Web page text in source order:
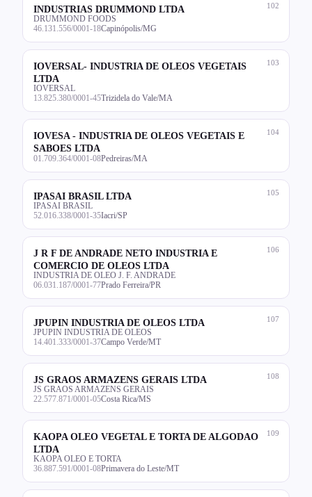
102
INDUSTRIAS DRUMMOND LTDA
DRUMMOND FOODS
46.131.556/0001-18Capinópolis/MG
103
IOVERSAL- INDUSTRIA DE OLEOS VEGETAIS
LTDA
IOVERSAL
13.825.380/0001-45Trizidela do Vale/MA
104
IOVESA - INDUSTRIA DE OLEOS VEGETAIS E
SABOES LTDA
01.709.364/0001-08Pedreiras/MA
105
IPASAI BRASIL LTDA
IPASAI BRASIL
52.016.338/0001-35Iacri/SP
106
J R F DE ANDRADE NETO INDUSTRIA E
COMERCIO DE OLEOS LTDA
INDUSTRIA DE OLEO J. F. ANDRADE
06.031.187/0001-77Prado Ferreira/PR
107
JPUPIN INDUSTRIA DE OLEOS LTDA
JPUPIN INDUSTRIA DE OLEOS
14.401.333/0001-37Campo Verde/MT
108
JS GRAOS ARMAZENS GERAIS LTDA
JS GRAOS ARMAZENS GERAIS
22.577.871/0001-05Costa Rica/MS
109
KAOPA OLEO VEGETAL E TORTA DE ALGODAO
LTDA
KAOPA OLEO E TORTA
36.887.591/0001-08Primavera do Leste/MT